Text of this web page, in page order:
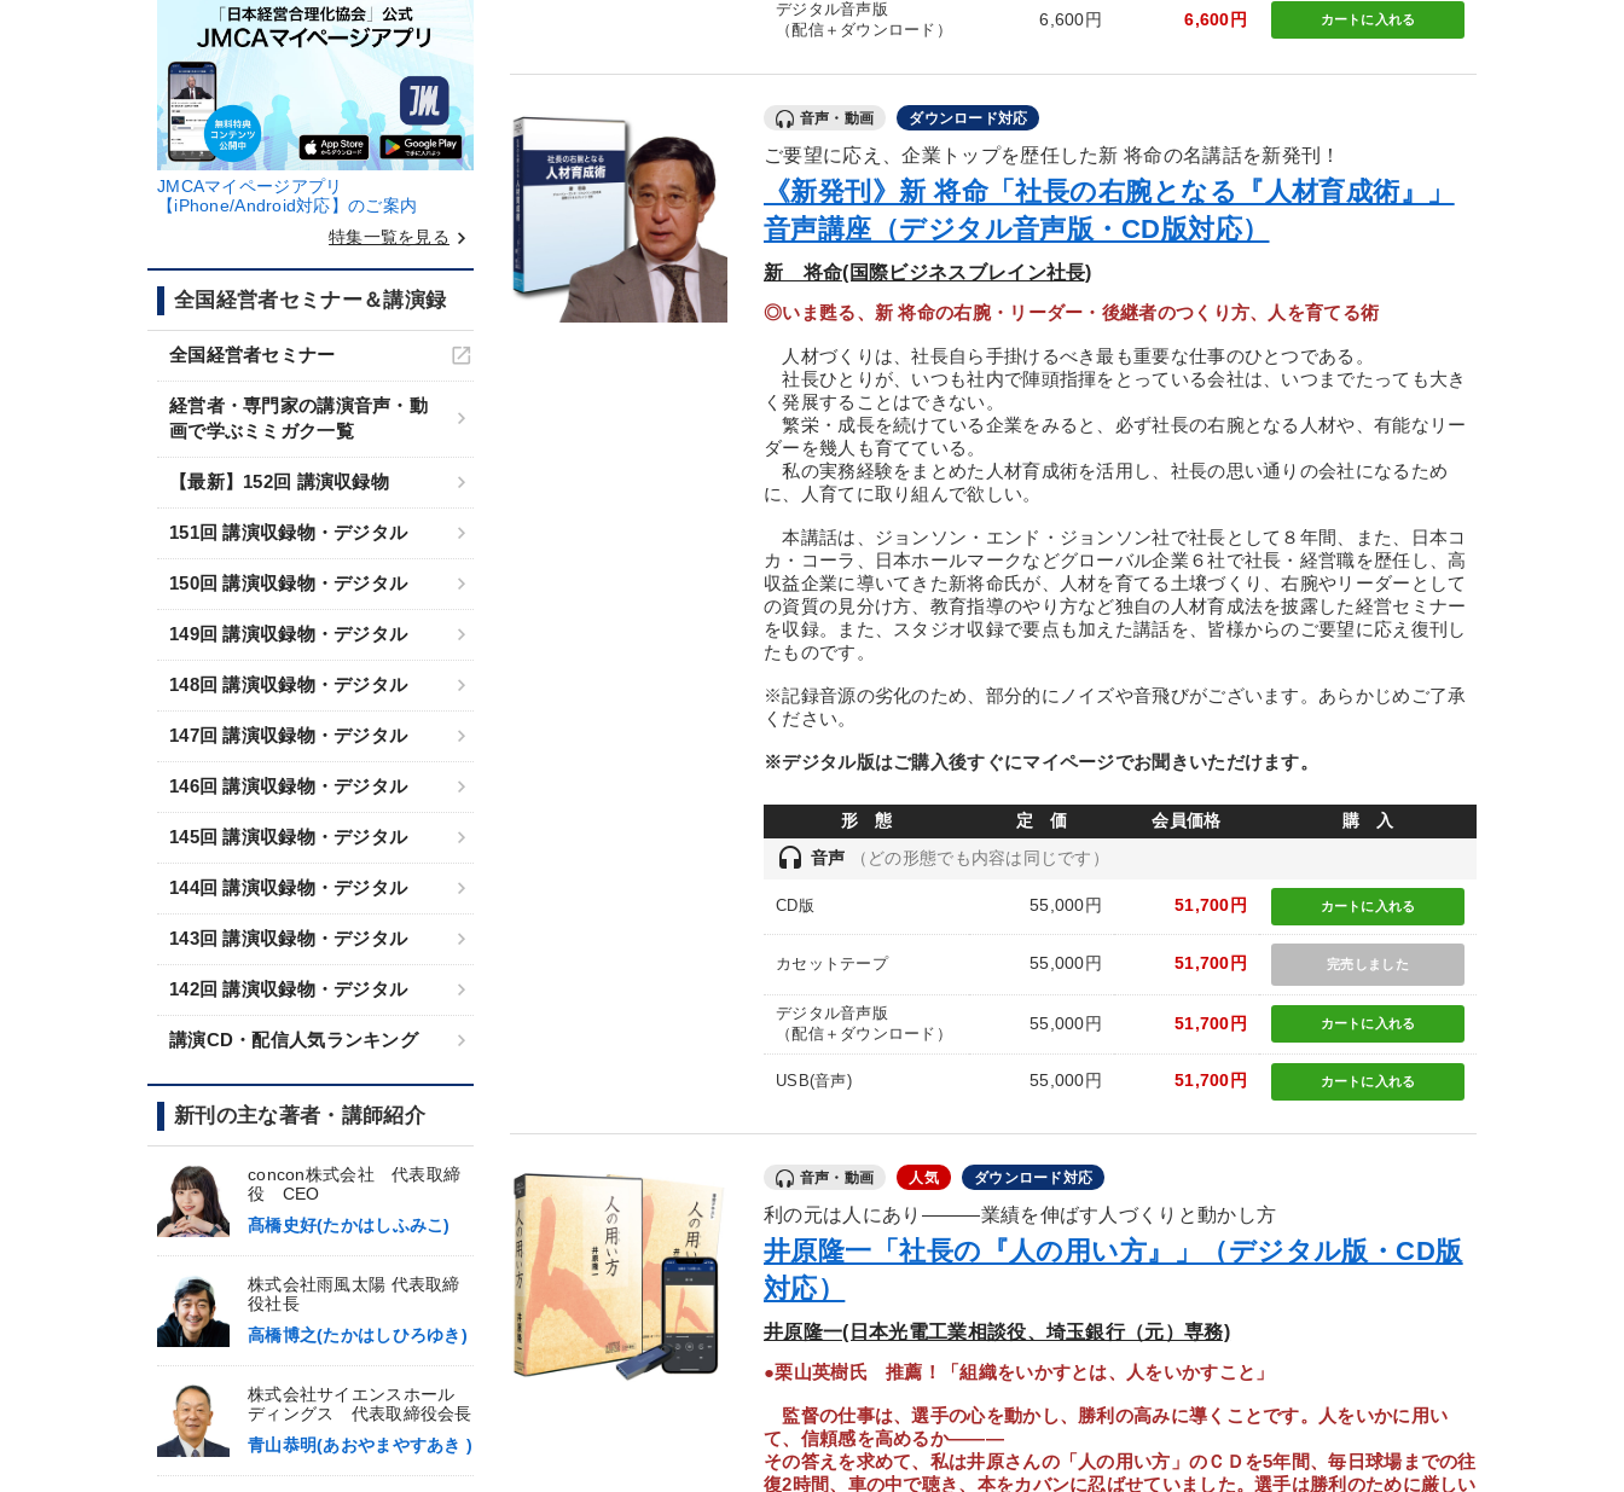
JMCAマイページアプリ
【iPhone/Android対応】のご案内
特集一覧を見る keyboard_arrow_right
全国経営者セミナー＆講演録
全国経営者セミナー
経営者・専門家の講演音声・動
画で学ぶミミガク一覧
【最新】152回 講演収録物
151回 講演収録物・デジタル
150回 講演収録物・デジタル
149回 講演収録物・デジタル
148回 講演収録物・デジタル
147回 講演収録物・デジタル
146回 講演収録物・デジタル
145回 講演収録物・デジタル
144回 講演収録物・デジタル
143回 講演収録物・デジタル
142回 講演収録物・デジタル
講演CD・配信人気ランキング
新刊の主な著者・講師紹介
concon株式会社 代表取締
役 CEO
髙橋史好(たかはしふみこ)
株式会社雨風太陽 代表取締
役社長
高橋博之(たかはしひろゆき)
株式会社サイエンスホール
ディングス 代表取締役会長
青山恭明(あおやまやすあき )
デジタル音声版
（配信＋ダウンロード）
6,600円 6,600円 カートに 入れる
音声・動画 ダウンロード対応
ご要望に応え、企業トップを歴任した新 将命の名講話を新発刊！
《新発刊》新 将命「社長の右腕となる『人材育成術』」
音声講座（デジタル音声版・CD版対応）
新 将命(国際ビジネスブレイン社長)
◎いま甦る、新 将命の右腕・リーダー・後継者のつくり方、人を育てる術
人材づくりは、社長自ら手掛けるべき最も重要な仕事のひとつである。
社長ひとりが、いつも社内で陣頭指揮をとっている会社は、いつまでたっても大き
く発展することはできない。
繁栄・成長を続けている企業をみると、必ず社長の右腕となる人材や、有能なリー
ダーを幾人も育てている。
私の実務経験をまとめた人材育成術を活用し、社長の思い通りの会社になるため
に、人育てに取り組んで欲しい。
本講話は、ジョンソン・エンド・ジョンソン社で社長として８年間、また、日本コ
カ・コーラ、日本ホールマークなどグローバル企業６社で社長・経営職を歴任し、高
収益企業に導いてきた新将命氏が、人材を育てる土壌づくり、右腕やリーダーとして
の資質の見分け方、教育指導のやり方など独自の人材育成法を披露した経営セミナー
を収録。また、スタジオ収録で要点も加えた講話を、皆様からのご要望に応え復刊し
たものです。
※記録音源の劣化のため、部分的にノイズや音飛びがございます。あらかじめご了承
ください。
※デジタル版はご購入後すぐにマイページでお聞きいただけます。
形 態 定 価 会員価格 購 入
headset 音声 （どの形態でも内容は同じです）
CD版 55,000円 51,700円 カートに 入れる
カセットテープ 55,000円 51,700円 完売しました
デジタル音声版
（配信＋ダウンロード）
55,000円 51,700円 カートに 入れる
USB(音声) 55,000円 51,700円 カートに 入れる
音声・動画 人気 ダウンロード対応
利の元は人にあり―――業績を伸ばす人づくりと動かし方
井原隆一「社長の『人の用い方』」（デジタル版・CD版
対応）
井原隆一(日本光電工業相談役、埼玉銀行（元）専務)
●栗山英樹氏 推薦！「組織をいかすとは、人をいかすこと」
監督の仕事は、選手の心を動かし、勝利の高みに導くことです。人をいかに用い
て、信頼感を高めるか―――
その答えを求めて、私は井原さんの「人の用い方」のＣＤを5年間、毎日球場までの往
復2時間、車の中で聴き、本をカバンに忍ばせていました。選手は勝利のために厳しい